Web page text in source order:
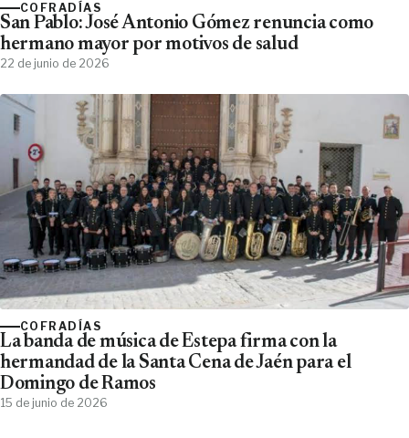
COFRADÍAS
San Pablo: José Antonio Gómez renuncia como
hermano mayor por motivos de salud
22 de junio de 2026
COFRADÍAS
La banda de música de Estepa firma con la
hermandad de la Santa Cena de Jaén para el
Domingo de Ramos
15 de junio de 2026